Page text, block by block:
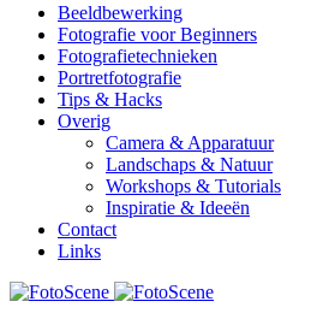
Beeldbewerking
Fotografie voor Beginners
Fotografietechnieken
Portretfotografie
Tips & Hacks
Overig
Camera & Apparatuur
Landschaps & Natuur
Workshops & Tutorials
Inspiratie & Ideeën
Contact
Links